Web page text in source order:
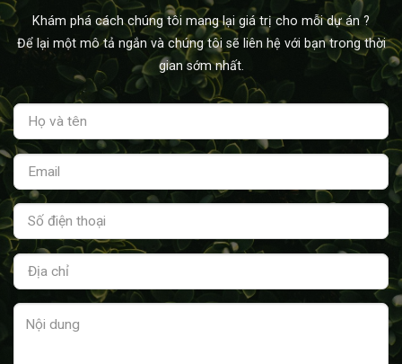
Khám phá cách chúng tôi mang lại giá trị cho mỗi dự án ?
Để lại một mô tả ngắn và chúng tôi sẽ liên hệ với bạn trong thời
gian sớm nhất.